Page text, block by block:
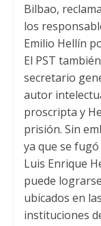
Bilbao,
los
Emilio Hellín
El PST
secretario
autor
proscripta y
prisión. Sin
ya que se
Luis Enrique
puede
ubicados en
instituciones